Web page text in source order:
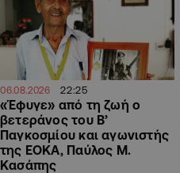
06.08.2026 22:25
«Έφυγε» από τη ζωή ο
βετεράνος του Β’
Παγκοσμίου και αγωνιστής
της ΕΟΚΑ, Παύλος Μ.
Κασάπης